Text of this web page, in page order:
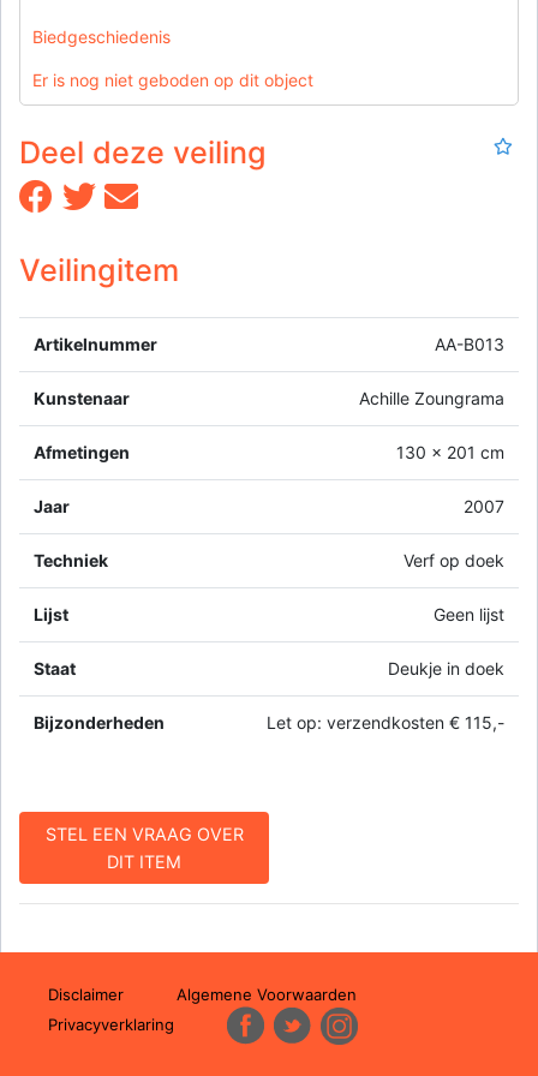
Biedgeschiedenis
Er is nog niet geboden op dit object
Deel deze veiling
Veilingitem
Artikelnummer AA-B013
Kunstenaar Achille Zoungrama
Afmetingen 130 x 201 cm
Jaar 2007
Techniek Verf op doek
Lijst Geen lijst
Staat Deukje in doek
Bijzonderheden Let op: verzendkosten € 115,-
STEL EEN VRAAG OVER
DIT ITEM
Disclaimer
Algemene Voorwaarden
Privacyverklaring